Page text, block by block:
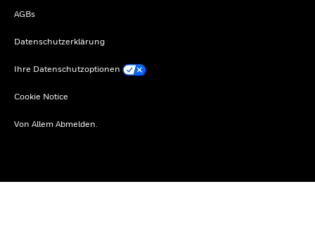
AGBs
Datenschutzerklärung
Ihre Datenschutzoptionen
Cookie Notice
Von Allem Abmelden.